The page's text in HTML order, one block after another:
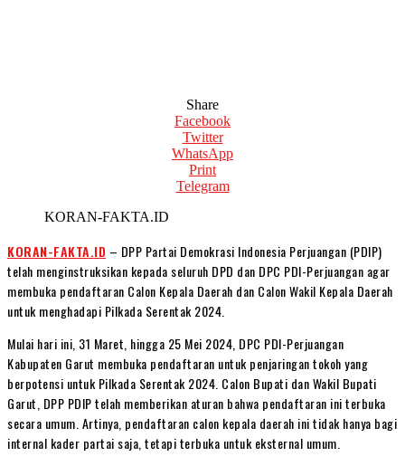
Share
Facebook
Twitter
WhatsApp
Print
Telegram
KORAN-FAKTA.ID
KORAN-FAKTA.ID – DPP Partai Demokrasi Indonesia Perjuangan (PDIP)
telah menginstruksikan kepada seluruh DPD dan DPC PDI-Perjuangan agar
membuka pendaftaran Calon Kepala Daerah dan Calon Wakil Kepala Daerah
untuk menghadapi Pilkada Serentak 2024.
Mulai hari ini, 31 Maret, hingga 25 Mei 2024, DPC PDI-Perjuangan
Kabupaten Garut membuka pendaftaran untuk penjaringan tokoh yang
berpotensi untuk Pilkada Serentak 2024. Calon Bupati dan Wakil Bupati
Garut, DPP PDIP telah memberikan aturan bahwa pendaftaran ini terbuka
secara umum. Artinya, pendaftaran calon kepala daerah ini tidak hanya bagi
internal kader partai saja, tetapi terbuka untuk eksternal umum.